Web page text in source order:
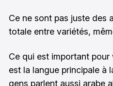
Ce ne sont pas juste des
totale entre variétés,
Ce qui est important
est la langue principale à
gens parlent aussi arabe